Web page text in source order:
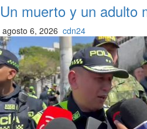
Un muerto y un adulto
agosto 6, 2026 cdn24